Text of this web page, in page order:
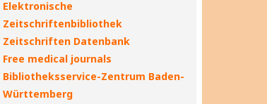
Elektronische
Zeitschriftenbibliothek
Zeitschriften Datenbank
Free medical journals
Bibliotheksservice-Zentrum Baden-
Württemberg